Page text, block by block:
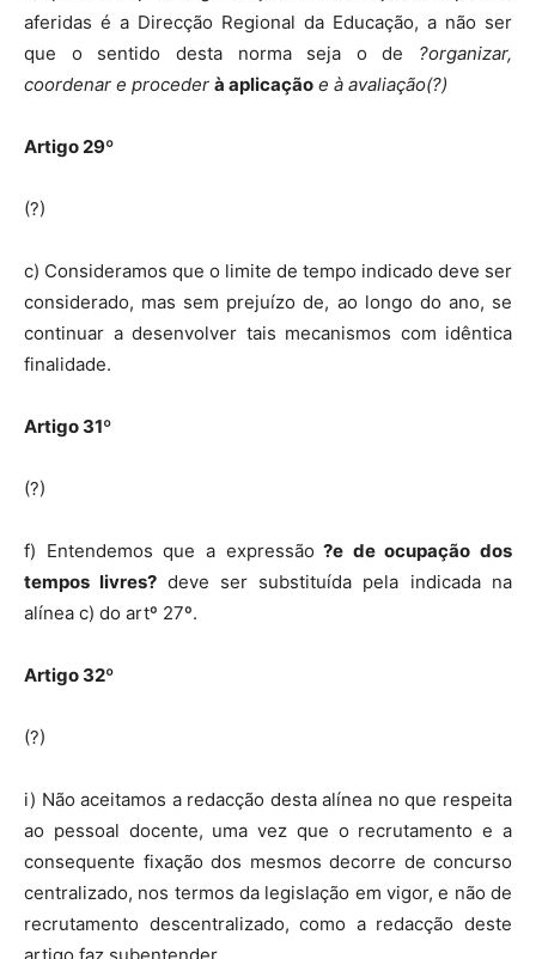
aferidas é a Direcção Regional da Educação, a não ser
que o sentido desta norma seja o de ?organizar,
coordenar e proceder à aplicação e à avaliação(?)
Artigo 29º
(?)
c) Consideramos que o limite de tempo indicado deve ser
considerado, mas sem prejuízo de, ao longo do ano, se
continuar a desenvolver tais mecanismos com idêntica
finalidade.
Artigo 31º
(?)
f) Entendemos que a expressão ?e de ocupação dos
tempos livres? deve ser substituída pela indicada na
alínea c) do artº 27º.
Artigo 32º
(?)
i) Não aceitamos a redacção desta alínea no que respeita
ao pessoal docente, uma vez que o recrutamento e a
consequente fixação dos mesmos decorre de concurso
centralizado, nos termos da legislação em vigor, e não de
recrutamento descentralizado, como a redacção deste